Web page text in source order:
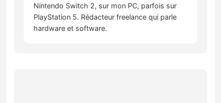
Nintendo Switch 2, sur mon PC, parfois sur
PlayStation 5. Rédacteur freelance qui parle
hardware et software.